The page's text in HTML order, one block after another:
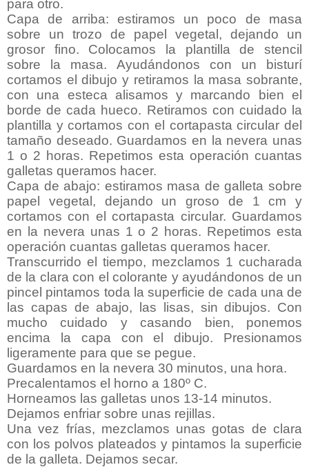
para otro.
Capa de arriba: estiramos un poco de masa
sobre un trozo de papel vegetal, dejando un
grosor fino. Colocamos la plantilla de stencil
sobre la masa. Ayudándonos con un bisturí
cortamos el dibujo y retiramos la masa sobrante,
con una esteca alisamos y marcando bien el
borde de cada hueco. Retiramos con cuidado la
plantilla y cortamos con el cortapasta circular del
tamaño deseado. Guardamos en la nevera unas
1 o 2 horas. Repetimos esta operación cuantas
galletas queramos hacer.
Capa de abajo: estiramos masa de galleta sobre
papel vegetal, dejando un groso de 1 cm y
cortamos con el cortapasta circular. Guardamos
en la nevera unas 1 o 2 horas. Repetimos esta
operación cuantas galletas queramos hacer.
Transcurrido el tiempo, mezclamos 1 cucharada
de la clara con el colorante y ayudándonos de un
pincel pintamos toda la superficie de cada una de
las capas de abajo, las lisas, sin dibujos. Con
mucho cuidado y casando bien, ponemos
encima la capa con el dibujo. Presionamos
ligeramente para que se pegue.
Guardamos en la nevera 30 minutos, una hora.
Precalentamos el horno a 180º C.
Horneamos las galletas unos 13-14 minutos.
Dejamos enfriar sobre unas rejillas.
Una vez frías, mezclamos unas gotas de clara
con los polvos plateados y pintamos la superficie
de la galleta. Dejamos secar.